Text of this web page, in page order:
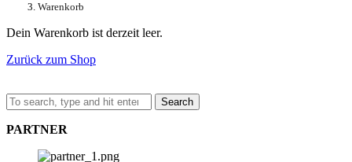
Warenkorb
Dein Warenkorb ist derzeit leer.
Zurück zum Shop
Search
PARTNER